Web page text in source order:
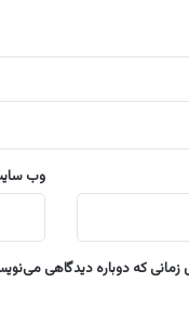
وب‌
زمانی که دوباره دیدگاهی